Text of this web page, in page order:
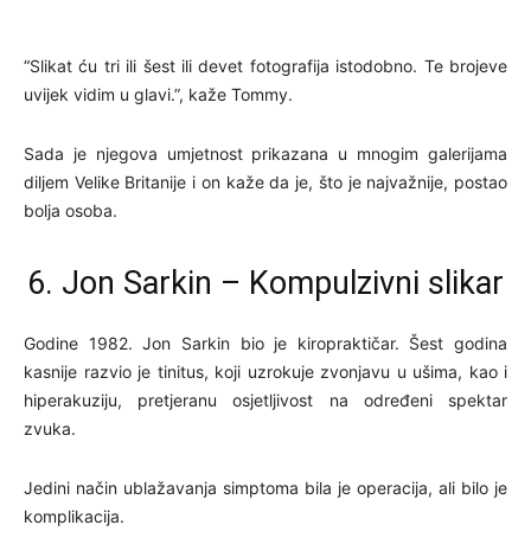
“Slikat ću tri ili šest ili devet fotografija istodobno. Te brojeve
uvijek vidim u glavi.”, kaže Tommy.
Sada je njegova umjetnost prikazana u mnogim galerijama
diljem Velike Britanije i on kaže da je, što je najvažnije, postao
bolja osoba.
6. Jon Sarkin – Kompulzivni slikar
Godine 1982. Jon Sarkin bio je kiropraktičar. Šest godina
kasnije razvio je tinitus, koji uzrokuje zvonjavu u ušima, kao i
hiperakuziju, pretjeranu osjetljivost na određeni spektar
zvuka.
Jedini način ublažavanja simptoma bila je operacija, ali bilo je
komplikacija.